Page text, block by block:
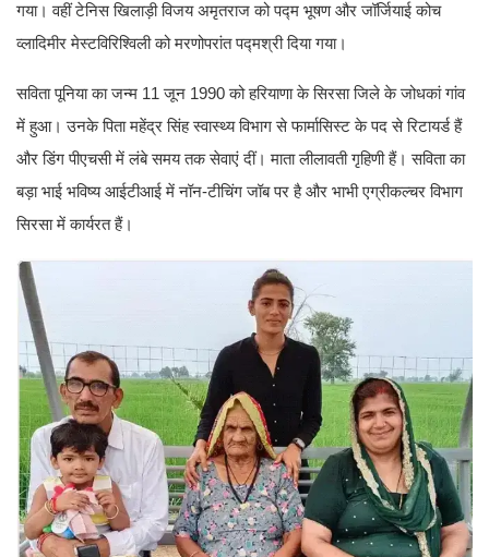
गया। वहीं टेनिस खिलाड़ी विजय अमृतराज को पद्म भूषण और जॉर्जियाई कोच
व्लादिमीर मेस्टविरिश्विली को मरणोपरांत पद्मश्री दिया गया।
सविता पूनिया का जन्म 11 जून 1990 को हरियाणा के सिरसा जिले के जोधकां गांव
में हुआ। उनके पिता महेंद्र सिंह स्वास्थ्य विभाग से फार्मासिस्ट के पद से रिटायर्ड हैं
और डिंग पीएचसी में लंबे समय तक सेवाएं दीं। माता लीलावती गृहिणी हैं। सविता का
बड़ा भाई भविष्य आईटीआई में नॉन-टीचिंग जॉब पर है और भाभी एग्रीकल्चर विभाग
सिरसा में कार्यरत हैं।